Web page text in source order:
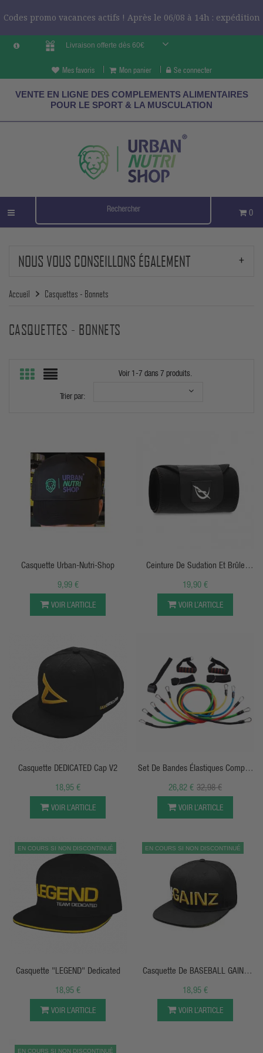
Codes promo vacances actifs ! Après le 06/08 à 14h : expédition
Livraison offerte dès 60€
Mes favoris Mon panier Se connecter
VENTE EN LIGNE DES COMPLEMENTS ALIMENTAIRES
POUR LE SPORT & LA MUSCULATION
0
NOUS VOUS CONSEILLONS ÉGALEMENT
Accueil Casquettes - Bonnets
CASQUETTES - BONNETS
Voir 1-7 dans 7 produits.
Trier par:
Casquette Urban-Nutri-Shop
9,99 €
VOIR L’ARTICLE
Ceinture De Sudation Et Brûle
Graisse Abdominale
19,90 €
VOIR L’ARTICLE
APERÇU RAPIDE
Casquette DEDICATED Cap V2
18,95 €
VOIR L’ARTICLE
Set De Bandes Élastiques Complet
Avec Poignées
32,98 €
26,82 €
VOIR L’ARTICLE
EN COURS SI NON DISCONTINUÉ
Casquette "LEGEND" Dedicated
18,95 €
VOIR L’ARTICLE
EN COURS SI NON DISCONTINUÉ
Casquette De BASEBALL GAINZ
Dedicated
18,95 €
VOIR L’ARTICLE
EN COURS SI NON DISCONTINUÉ